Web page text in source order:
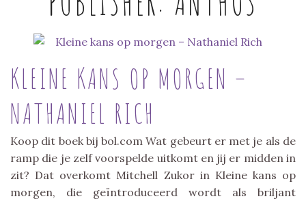
KLEINE KANS OP MORGEN –
NATHANIEL RICH
Koop dit boek bij bol.com Wat gebeurt er met je als de
ramp die je zelf voorspelde uitkomt en jij er midden in
zit? Dat overkomt Mitchell Zukor in Kleine kans op
morgen, die geïntroduceerd wordt als briljant